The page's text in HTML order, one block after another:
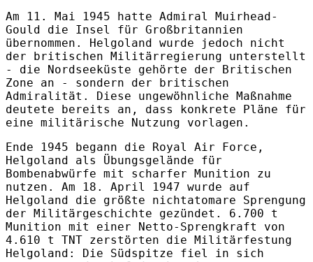
Am 11. Mai 1945 hatte Admiral Muirhead-
Gould die Insel für Großbritannien
übernommen. Helgoland wurde jedoch nicht
der britischen Militärregierung unterstellt
- die Nordseeküste gehörte der Britischen
Zone an - sondern der britischen
Admiralität. Diese ungewöhnliche Maßnahme
deutete bereits an, dass konkrete Pläne für
eine militärische Nutzung vorlagen.
Ende 1945 begann die Royal Air Force,
Helgoland als Übungsgelände für
Bombenabwürfe mit scharfer Munition zu
nutzen. Am 18. April 1947 wurde auf
Helgoland die größte nichtatomare Sprengung
der Militärgeschichte gezündet. 6.700 t
Munition mit einer Netto-Sprengkraft von
4.610 t TNT zerstörten die Militärfestung
Helgoland: Die Südspitze fiel in sich